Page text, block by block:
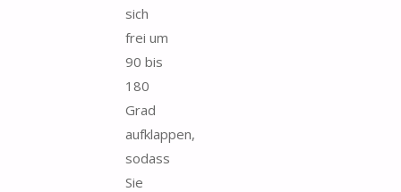
sich
frei um
90 bis
180
Grad
aufklappen,
sodass
Sie